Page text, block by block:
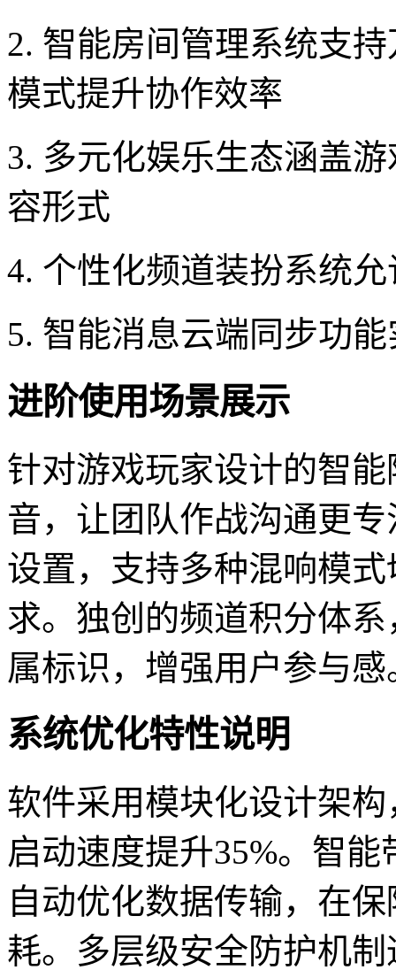
2. 智能房间管理系统支
模式提升协作效率
3. 多元化娱乐生态涵盖
容形式
4. 个性化频道装扮系统
5. 智能消息云端同步功
进阶使用场景展示
针对游戏玩家设计的智
音，让团队作战沟通更
设置，支持多种混响模
求。独创的频道积分体
属标识，增强用户参与感
系统优化特性说明
软件采用模块化设计架
启动速度提升35%。智
自动优化数据传输，在
耗。多层级安全防护机